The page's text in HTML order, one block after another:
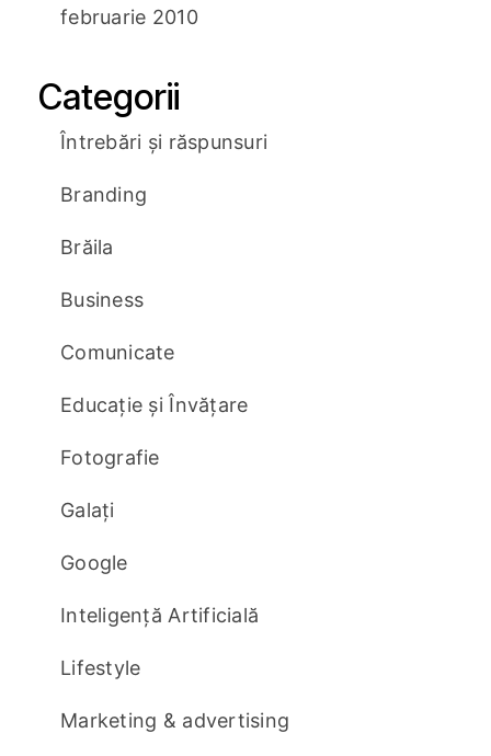
februarie 2010
Categorii
Întrebări și răspunsuri
Branding
Brăila
Business
Comunicate
Educație și Învățare
Fotografie
Galați
Google
Inteligență Artificială
Lifestyle
Marketing & advertising